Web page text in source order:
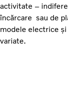
activitate –
încărcare sau de
modele electrice și
variate.